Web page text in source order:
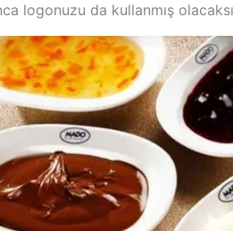
logonuzu da kullanmış